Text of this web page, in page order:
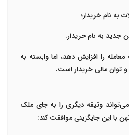
به نام خریدار؛
به نام خریدار.
را افزایش دهد، اما وابسته به
توان مالی خریدار است.
وثیقه دیگری را به جای ملک
با این جایگزینی موافقت کند: